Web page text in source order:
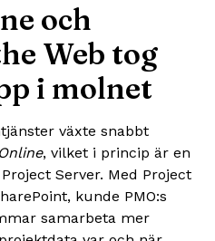
och
Web tog
i molnet
växte snabbt
, vilket i princip är en
Server. Med Project
kunde PMO:s
samarbeta mer